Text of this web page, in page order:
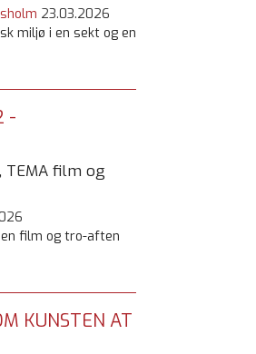
23.03.2026
miljø i en sekt og en
-
TEMA film og
film og tro-aften
KUNSTEN AT